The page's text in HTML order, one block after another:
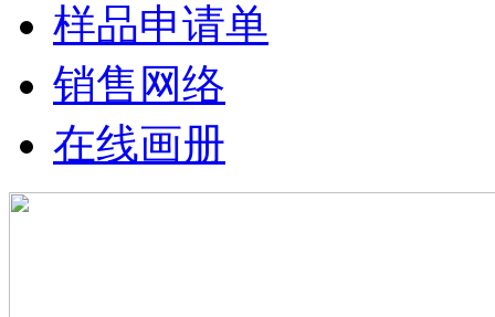
样品申请单
销售网络
在线画册